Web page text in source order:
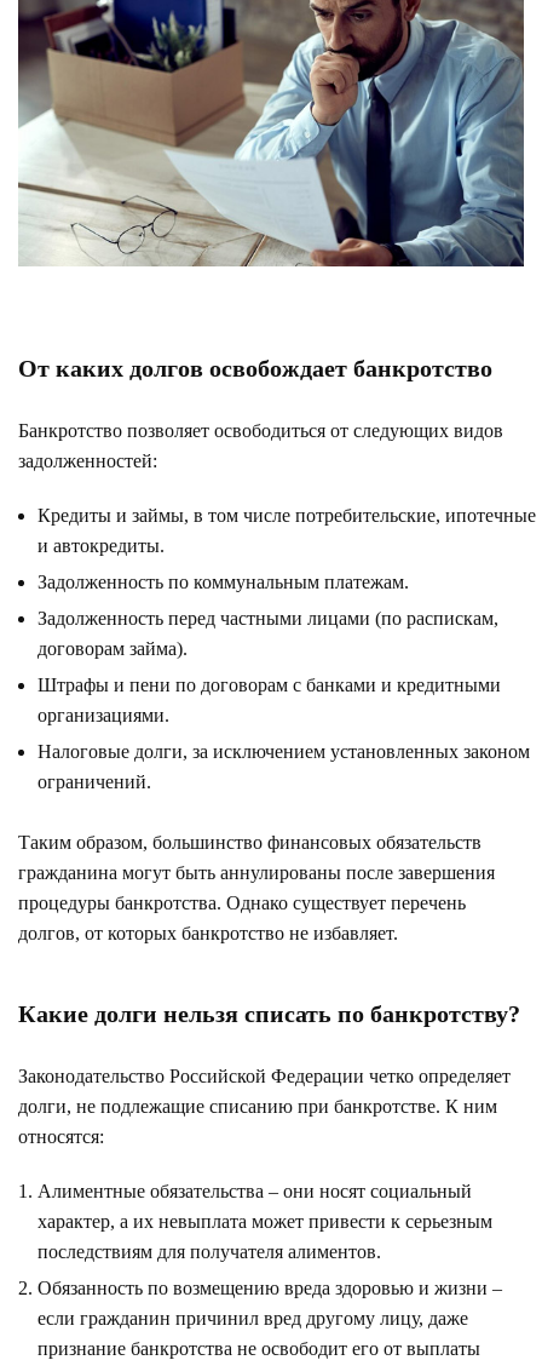
От каких долгов освобождает банкротство
Банкротство позволяет освободиться от следующих видов
задолженностей:
Кредиты и займы, в том числе потребительские, ипотечные
и автокредиты.
Задолженность по коммунальным платежам.
Задолженность перед частными лицами (по распискам,
договорам займа).
Штрафы и пени по договорам с банками и кредитными
организациями.
Налоговые долги, за исключением установленных законом
ограничений.
Таким образом, большинство финансовых обязательств
гражданина могут быть аннулированы после завершения
процедуры банкротства. Однако существует перечень
долгов, от которых банкротство не избавляет.
Какие долги нельзя списать по банкротству?
Законодательство Российской Федерации четко определяет
долги, не подлежащие списанию при банкротстве. К ним
относятся:
Алиментные обязательства – они носят социальный
характер, а их невыплата может привести к серьезным
последствиям для получателя алиментов.
Обязанность по возмещению вреда здоровью и жизни –
если гражданин причинил вред другому лицу, даже
признание банкротства не освободит его от выплаты